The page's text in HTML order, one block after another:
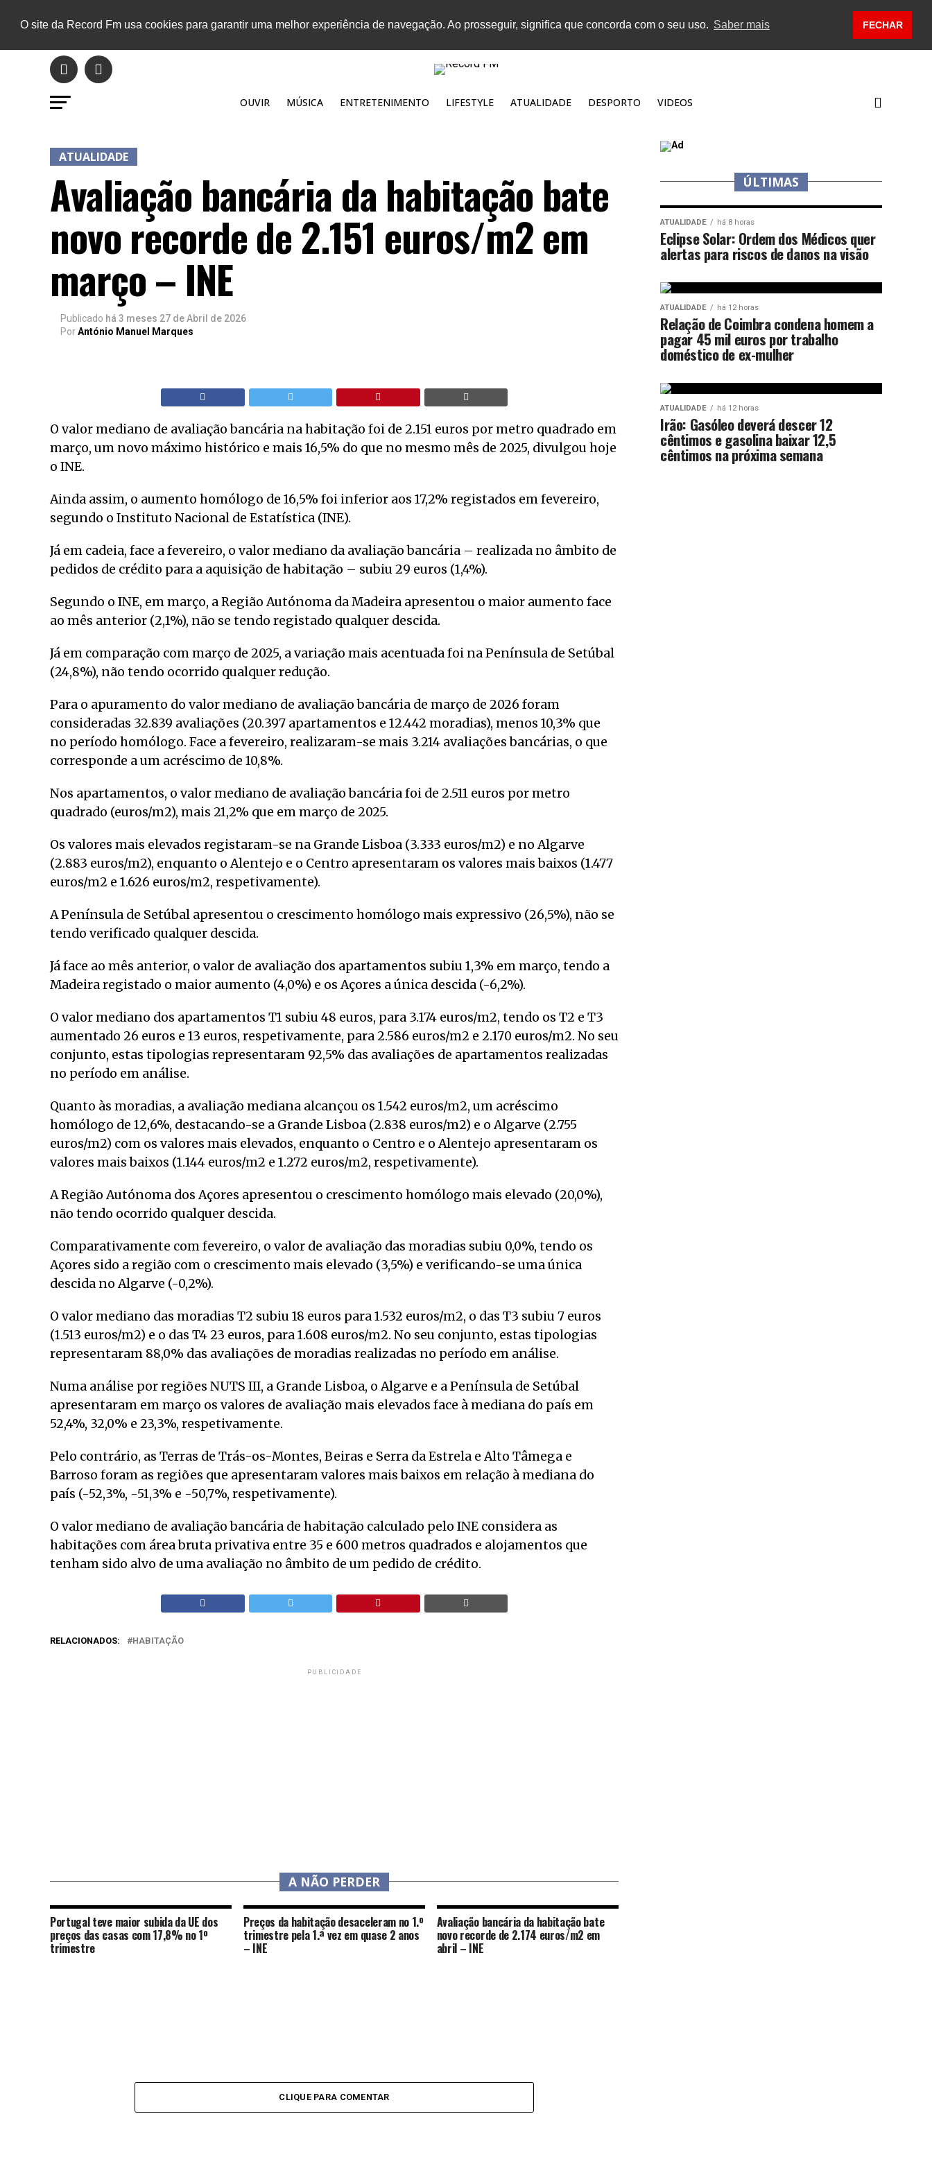
O site da Record Fm usa cookies para garantir uma melhor experiência de navegação. Ao prosseguir, significa que concorda com o seu uso. Saber mais FECHAR
OUVIR MÚSICA ENTRETENIMENTO LIFESTYLE ATUALIDADE DESPORTO VIDEOS
ATUALIDADE
Avaliação bancária da habitação bate
novo recorde de 2.151 euros/m2 em
março – INE
Publicado há 3 meses 27 de Abril de 2026
PorAntónio Manuel Marques
O valor mediano de avaliação bancária na habitação foi de 2.151 euros por metro quadrado em
março, um novo máximo histórico e mais 16,5% do que no mesmo mês de 2025, divulgou hoje
o INE.
Ainda assim, o aumento homólogo de 16,5% foi inferior aos 17,2% registados em fevereiro,
segundo o Instituto Nacional de Estatística (INE).
Já em cadeia, face a fevereiro, o valor mediano da avaliação bancária – realizada no âmbito de
pedidos de crédito para a aquisição de habitação – subiu 29 euros (1,4%).
Segundo o INE, em março, a Região Autónoma da Madeira apresentou o maior aumento face
ao mês anterior (2,1%), não se tendo registado qualquer descida.
Já em comparação com março de 2025, a variação mais acentuada foi na Península de Setúbal
(24,8%), não tendo ocorrido qualquer redução.
Para o apuramento do valor mediano de avaliação bancária de março de 2026 foram
consideradas 32.839 avaliações (20.397 apartamentos e 12.442 moradias), menos 10,3% que
no período homólogo. Face a fevereiro, realizaram-se mais 3.214 avaliações bancárias, o que
corresponde a um acréscimo de 10,8%.
Nos apartamentos, o valor mediano de avaliação bancária foi de 2.511 euros por metro
quadrado (euros/m2), mais 21,2% que em março de 2025.
Os valores mais elevados registaram-se na Grande Lisboa (3.333 euros/m2) e no Algarve
(2.883 euros/m2), enquanto o Alentejo e o Centro apresentaram os valores mais baixos (1.477
euros/m2 e 1.626 euros/m2, respetivamente).
A Península de Setúbal apresentou o crescimento homólogo mais expressivo (26,5%), não se
tendo verificado qualquer descida.
Já face ao mês anterior, o valor de avaliação dos apartamentos subiu 1,3% em março, tendo a
Madeira registado o maior aumento (4,0%) e os Açores a única descida (-6,2%).
O valor mediano dos apartamentos T1 subiu 48 euros, para 3.174 euros/m2, tendo os T2 e T3
aumentado 26 euros e 13 euros, respetivamente, para 2.586 euros/m2 e 2.170 euros/m2. No seu
conjunto, estas tipologias representaram 92,5% das avaliações de apartamentos realizadas
no período em análise.
Quanto às moradias, a avaliação mediana alcançou os 1.542 euros/m2, um acréscimo
homólogo de 12,6%, destacando-se a Grande Lisboa (2.838 euros/m2) e o Algarve (2.755
euros/m2) com os valores mais elevados, enquanto o Centro e o Alentejo apresentaram os
valores mais baixos (1.144 euros/m2 e 1.272 euros/m2, respetivamente).
A Região Autónoma dos Açores apresentou o crescimento homólogo mais elevado (20,0%),
não tendo ocorrido qualquer descida.
Comparativamente com fevereiro, o valor de avaliação das moradias subiu 0,0%, tendo os
Açores sido a região com o crescimento mais elevado (3,5%) e verificando-se uma única
descida no Algarve (-0,2%).
O valor mediano das moradias T2 subiu 18 euros para 1.532 euros/m2, o das T3 subiu 7 euros
(1.513 euros/m2) e o das T4 23 euros, para 1.608 euros/m2. No seu conjunto, estas tipologias
representaram 88,0% das avaliações de moradias realizadas no período em análise.
Numa análise por regiões NUTS III, a Grande Lisboa, o Algarve e a Península de Setúbal
apresentaram em março os valores de avaliação mais elevados face à mediana do país em
52,4%, 32,0% e 23,3%, respetivamente.
Pelo contrário, as Terras de Trás-os-Montes, Beiras e Serra da Estrela e Alto Tâmega e
Barroso foram as regiões que apresentaram valores mais baixos em relação à mediana do
país (-52,3%, -51,3% e -50,7%, respetivamente).
O valor mediano de avaliação bancária de habitação calculado pelo INE considera as
habitações com área bruta privativa entre 35 e 600 metros quadrados e alojamentos que
tenham sido alvo de uma avaliação no âmbito de um pedido de crédito.
RELACIONADOS: HABITAÇÃO
PUBLICIDADE
A NÃO PERDER
Portugal teve maior subida da UE dos
preços das casas com 17,8% no 1º
trimestre
Preços da habitação desaceleram no 1.º
trimestre pela 1.ª vez em quase 2 anos
– INE
Avaliação bancária da habitação bate
novo recorde de 2.174 euros/m2 em
abril – INE
CLIQUE PARA COMENTAR
ÚLTIMAS
ATUALIDADE há 8 horas
Eclipse Solar: Ordem dos Médicos quer
alertas para riscos de danos na visão
ATUALIDADE há 12 horas
Relação de Coimbra condena homem a
pagar 45 mil euros por trabalho
doméstico de ex-mulher
ATUALIDADE há 12 horas
Irão: Gasóleo deverá descer 12
cêntimos e gasolina baixar 12,5
cêntimos na próxima semana